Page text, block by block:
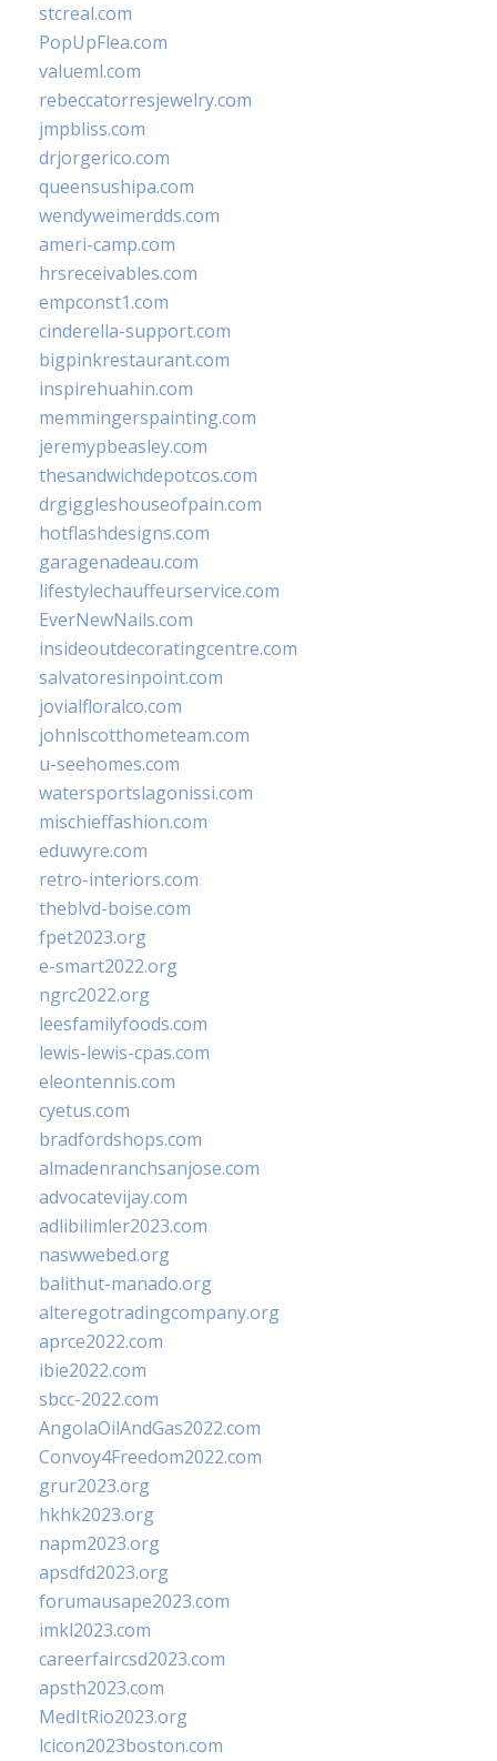
stcreal.com
PopUpFlea.com
valueml.com
rebeccatorresjewelry.com
jmpbliss.com
drjorgerico.com
queensushipa.com
wendyweimerdds.com
ameri-camp.com
hrsreceivables.com
empconst1.com
cinderella-support.com
bigpinkrestaurant.com
inspirehuahin.com
memmingerspainting.com
jeremypbeasley.com
thesandwichdepotcos.com
drgiggleshouseofpain.com
hotflashdesigns.com
garagenadeau.com
lifestylechauffeurservice.com
EverNewNails.com
insideoutdecoratingcentre.com
salvatoresinpoint.com
jovialfloralco.com
johnlscotthometeam.com
u-seehomes.com
watersportslagonissi.com
mischieffashion.com
eduwyre.com
retro-interiors.com
theblvd-boise.com
fpet2023.org
e-smart2022.org
ngrc2022.org
leesfamilyfoods.com
lewis-lewis-cpas.com
eleontennis.com
cyetus.com
bradfordshops.com
almadenranchsanjose.com
advocatevijay.com
adlibilimler2023.com
naswwebed.org
balithut-manado.org
alteregotradingcompany.org
aprce2022.com
ibie2022.com
sbcc-2022.com
AngolaOilAndGas2022.com
Convoy4Freedom2022.com
grur2023.org
hkhk2023.org
napm2023.org
apsdfd2023.org
forumausape2023.com
imkl2023.com
careerfaircsd2023.com
apsth2023.com
MedItRio2023.org
lcicon2023boston.com